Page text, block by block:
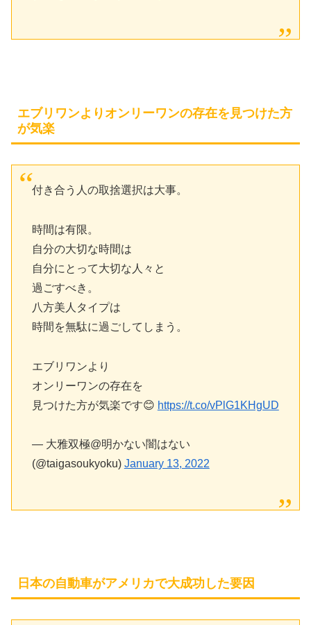
エブリワンよりオンリーワンの存在を見つけた方
が気楽
付き合う人の取捨選択は大事。
時間は有限。
自分の大切な時間は
自分にとって大切な人々と
過ごすべき。
八方美人タイプは
時間を無駄に過ごしてしまう。
エブリワンより
オンリーワンの存在を
見つけた方が気楽です😊 https://t.co/vPlG1KHgUD
— 大雅双極@明かない闇はない
(@taigasoukyoku) January 13, 2022
日本の自動車がアメリカで大成功した要因